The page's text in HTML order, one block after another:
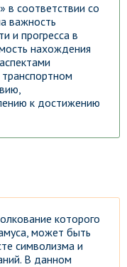
в соответствии со
важность
и прогресса в
нахождения
к достижению
которого
может быть
символизма и
В данном